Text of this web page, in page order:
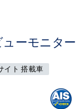
ーモニター
イト 搭載車